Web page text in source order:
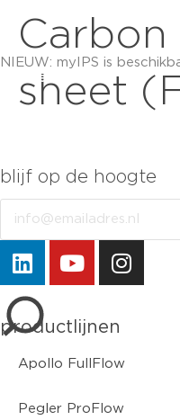
NIEUW: myIPS is
meer info
sluiten
sheet
blijf op de hoogte
productlijnen
Apollo FullFlow
Pegler ProFlow